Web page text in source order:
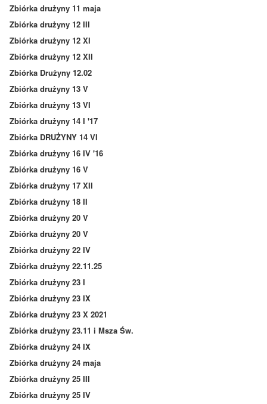
Zbiórka drużyny 11 maja
Zbiórka drużyny 12 III
Zbiórka drużyny 12 XI
Zbiórka drużyny 12 XII
Zbiórka Drużyny 12.02
Zbiórka drużyny 13 V
Zbiórka drużyny 13 VI
Zbiórka drużyny 14 I '17
Zbiórka DRUŻYNY 14 VI
Zbiórka drużyny 16 IV '16
Zbiórka drużyny 16 V
Zbiórka drużyny 17 XII
Zbiórka drużyny 18 II
Zbiórka drużyny 20 V
Zbiórka drużyny 20 V
Zbiórka drużyny 22 IV
Zbiórka drużyny 22.11.25
Zbiórka drużyny 23 I
Zbiórka drużyny 23 IX
Zbiórka drużyny 23 X 2021
Zbiórka drużyny 23.11 i Msza Św.
Zbiórka drużyny 24 IX
Zbiórka drużyny 24 maja
Zbiórka drużyny 25 III
Zbiórka drużyny 25 IV